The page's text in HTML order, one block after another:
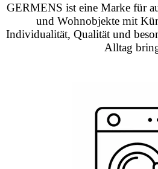
GERMENS ist eine Marke für
und Wohnobjekte mit
Individualität, Qualität und
Alltag